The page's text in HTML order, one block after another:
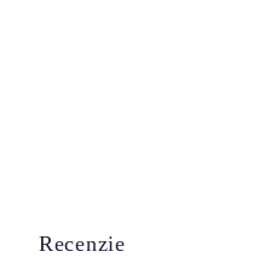
Recenzie